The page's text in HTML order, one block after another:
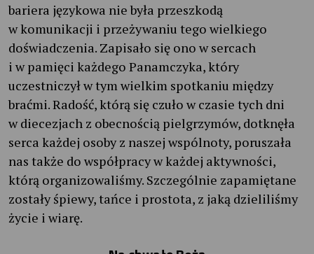
bariera językowa nie była przeszkodą
w komunikacji i przeżywaniu tego wielkiego
doświadczenia. Zapisało się ono w sercach
i w pamięci każdego Panamczyka, który
uczestniczył w tym wielkim spotkaniu między
braćmi. Radość, którą się czuło w czasie tych dni
w diecezjach z obecnością pielgrzymów, dotknęła
serca każdej osoby z naszej wspólnoty, poruszała
nas także do współpracy w każdej aktywności,
którą organizowaliśmy. Szczególnie zapamiętane
zostały śpiewy, tańce i prostota, z jaką dzieliliśmy
życie i wiarę.